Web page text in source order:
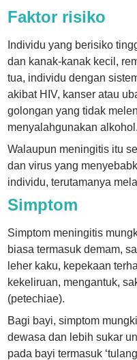
Faktor risiko
Individu yang berisiko
dan kanak-kanak kecil,
tua, individu dengan
akibat HIV, kanser atau
golongan yang tidak
menyalahgunakan alkohol.
Walaupun meningitis itu
dan virus yang
individu, terutamanya
Simptom
Simptom meningitis
biasa termasuk demam,
leher kaku, kepekaan
kekeliruan, mengantuk,
(petechiae).
Bagi bayi, simptom
dewasa dan lebih sukar
pada bayi termasuk